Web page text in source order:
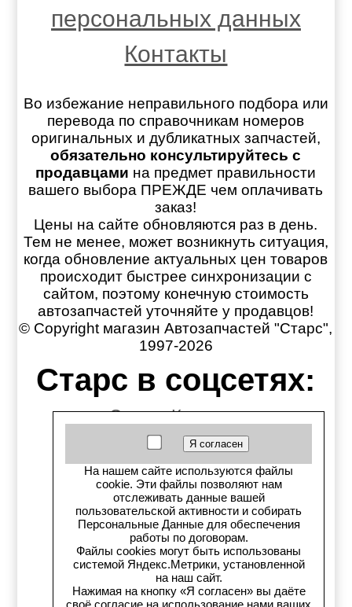
персональных данных
Контакты
Во избежание неправильного подбора или
перевода по справочникам номеров
оригинальных и дубликатных запчастей,
обязательно консультируйтесь с
продавцами на предмет правильности
вашего выбора ПРЕЖДЕ чем оплачивать
заказ!
Цены на сайте обновляются раз в день.
Тем не менее, может возникнуть ситуация,
когда обновление актуальных цен товаров
происходит быстрее синхронизации с
сайтом, поэтому конечную стоимость
автозапчастей уточняйте у продавцов!
© Copyright магазин Автозапчастей "Старс",
1997-2026
Старс в соцсетях:
Старс вКонтакте
Старс в YouTube
Телеграм-канал
Старс на Drom.ru
Старс в auto.ru
Старс в картах Яндекс
На нашем сайте используются файлы
cookie. Эти файлы позволяют нам
отслеживать данные вашей
пользовательской активности и собирать
Персональные Данные для обеспечения
работы по договорам.
Файлы cookies могут быть использованы
системой Яндекс.Метрики, установленной
на наш сайт.
Нажимая на кнопку «Я согласен» вы даёте